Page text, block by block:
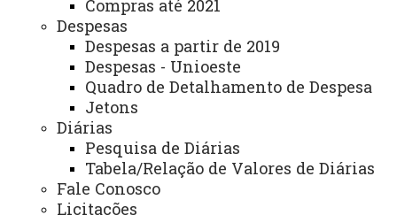
Compras até 2021
Despesas
Despesas a partir de 2019
Despesas - Unioeste
Quadro de Detalhamento de Despesa
Jetons
Diárias
Pesquisa de Diárias
Tabela/Relação de Valores de Diárias
Fale Conosco
Licitações
Auditoria Interna
Avaliação Institucional
Convênios e Captação de Recursos
Corregedoria da Unioeste
Comunicação Social
Igualdade e Promoção Social